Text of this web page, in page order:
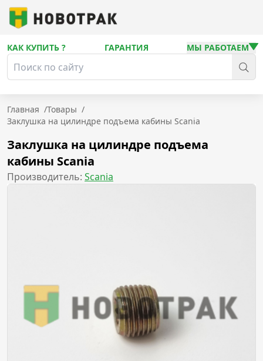
КАК КУПИТЬ ? ГАРАНТИЯ МЫ РАБОТАЕМ
Главная /Товары /
Заклушка на цилиндре подъема кабины Scania
Заклушка на цилиндре подъема
кабины Scania
Производитель: Scania